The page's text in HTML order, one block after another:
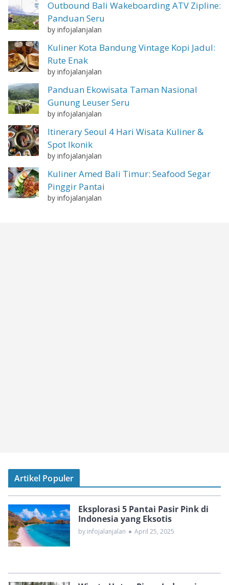
Outbound Bali Wakeboarding ATV Zipline:
Panduan Seru
by infojalanjalan
Kuliner Kota Bandung Vintage Kopi Jadul:
Rute Enak
by infojalanjalan
Panduan Ekowisata Taman Nasional
Gunung Leuser Seru
by infojalanjalan
Itinerary Seoul 4 Hari Wisata Kuliner &
Spot Ikonik
by infojalanjalan
Kuliner Amed Bali Timur: Seafood Segar
Pinggir Pantai
by infojalanjalan
Artikel Populer
Eksplorasi 5 Pantai Pasir Pink di
Indonesia yang Eksotis
by infojalanjalan ● April 25, 2025